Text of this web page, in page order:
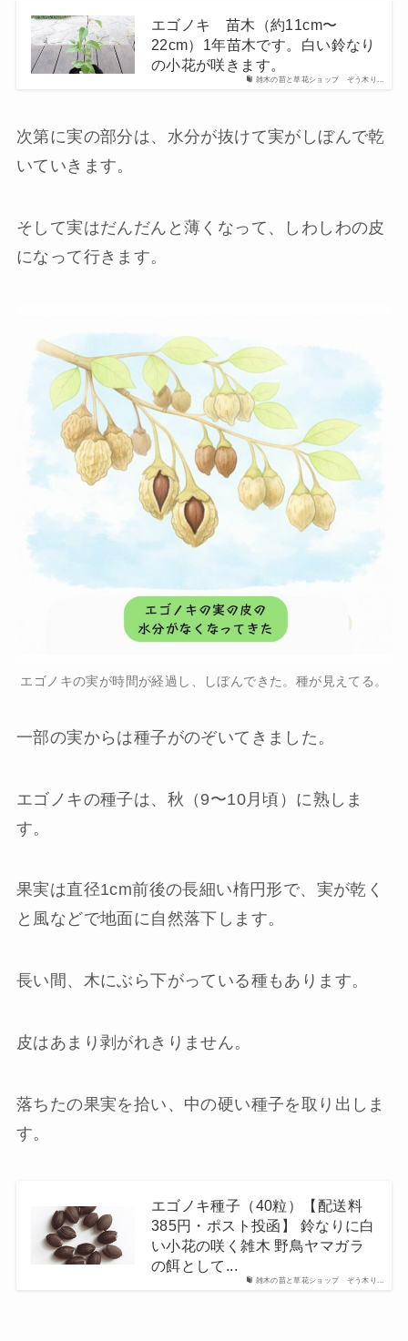
雑木の苗と草花ショップ ぞう木り...
エゴノキ 苗木（約11cm〜
22cm）1年苗木です。白い鈴なり
の小花が咲きます。
次第に実の部分は、水分が抜けて実がしぼんで乾
いていきます。
そして実はだんだんと薄くなって、しわしわの皮
になって行きます。
エゴノキの実が時間が経過し、しぼんできた。種が見えてる。
一部の実からは種子がのぞいてきました。
エゴノキの種子は、秋（9〜10月頃）に熟しま
す。
果実は直径1cm前後の長細い楕円形で、実が乾く
と風などで地面に自然落下します。
長い間、木にぶら下がっている種もあります。
皮はあまり剥がれきりません。
落ちたの果実を拾い、中の硬い種子を取り出しま
す。
雑木の苗と草花ショップ ぞう木り...
エゴノキ種子（40粒）【配送料
385円・ポスト投函】 鈴なりに白
い小花の咲く雑木 野鳥ヤマガラ
の餌として...